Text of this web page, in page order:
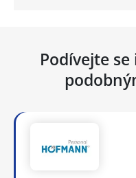
Podívejte